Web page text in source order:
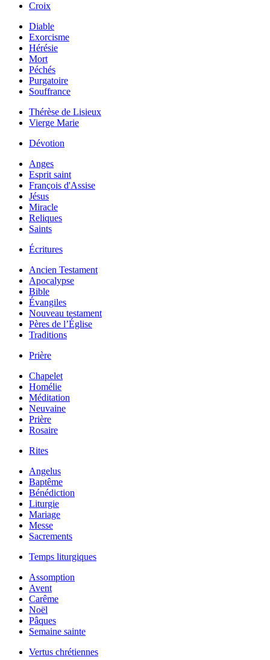
Croix
Diable
Exorcisme
Hérésie
Mort
Péchés
Purgatoire
Souffrance
Thérèse de Lisieux
Vierge Marie
Dévotion
Anges
Esprit saint
François d'Assise
Jésus
Miracle
Reliques
Saints
Écritures
Ancien Testament
Apocalypse
Bible
Évangiles
Nouveau testament
Pères de l’Église
Traditions
Prière
Chapelet
Homélie
Méditation
Neuvaine
Prière
Rosaire
Rites
Angelus
Baptême
Bénédiction
Liturgie
Mariage
Messe
Sacrements
Temps liturgiques
Assomption
Avent
Carême
Noël
Pâques
Semaine sainte
Vertus chrétiennes